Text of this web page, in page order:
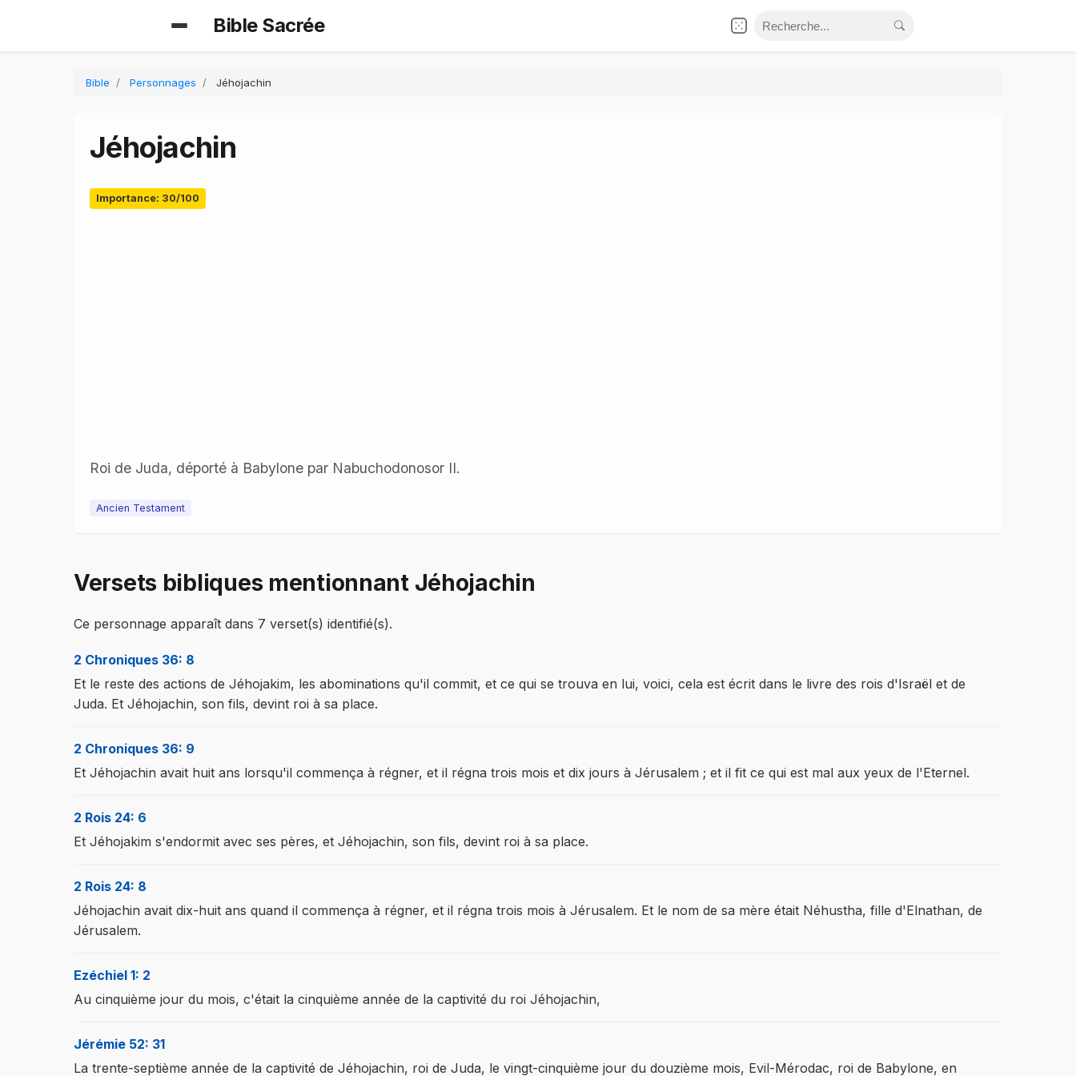
Bible Sacrée
Bible Personnages Jéhojachin
Jéhojachin
Importance: 30/100
Roi de Juda, déporté à Babylone par Nabuchodonosor II.
Ancien Testament
Versets bibliques mentionnant Jéhojachin
Ce personnage apparaît dans 7 verset(s) identifié(s).
2 Chroniques 36: 8
Et le reste des actions de Jéhojakim, les abominations qu'il commit, et ce qui se trouva en lui, voici, cela est écrit dans le livre des rois d'Israël et de
Juda. Et Jéhojachin, son fils, devint roi à sa place.
2 Chroniques 36: 9
Et Jéhojachin avait huit ans lorsqu'il commença à régner, et il régna trois mois et dix jours à Jérusalem ; et il fit ce qui est mal aux yeux de l'Eternel.
2 Rois 24: 6
Et Jéhojakim s'endormit avec ses pères, et Jéhojachin, son fils, devint roi à sa place.
2 Rois 24: 8
Jéhojachin avait dix-huit ans quand il commença à régner, et il régna trois mois à Jérusalem. Et le nom de sa mère était Néhustha, fille d'Elnathan, de
Jérusalem.
Ezéchiel 1: 2
Au cinquième jour du mois, c'était la cinquième année de la captivité du roi Jéhojachin,
Jérémie 52: 31
La trente-septième année de la captivité de Jéhojachin, roi de Juda, le vingt-cinquième jour du douzième mois, Evil-Mérodac, roi de Babylone, en